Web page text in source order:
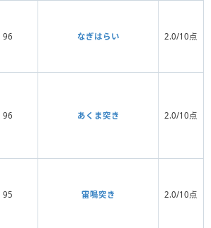
96 なぎはらい 2.0/10点
96 あくま突き 2.0/10点
95 雷鳴突き 2.0/10点